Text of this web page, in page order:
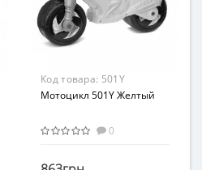
Плюш
Код товара: 501Y
Мотоцикл 501Y Желтый
0